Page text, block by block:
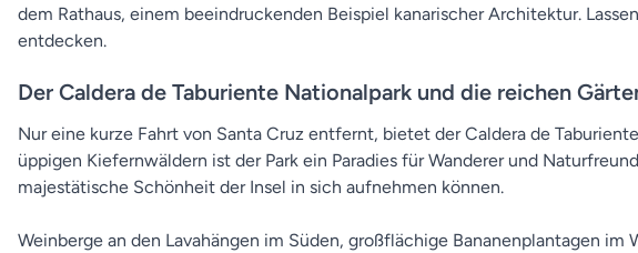
dem Rathaus, einem beeindruckenden Beispiel kanarischer Architektur.
entdecken.
Der Caldera de Taburiente Nationalpark und die reichen
Nur eine kurze Fahrt von Santa Cruz entfernt, bietet der Caldera de
üppigen Kiefernwäldern ist der Park ein Paradies für Wanderer und
majestätische Schönheit der Insel in sich aufnehmen können.
Weinberge an den Lavahängen im Süden, großflächige Bananenplantagen